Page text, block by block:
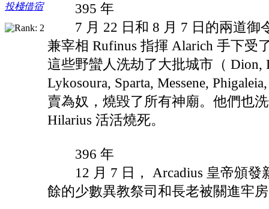
投棧借宿
395 年
7 月 22 日和 8 月 7 日的兩道御
兼宰相 Rufinus 指揮 Alarich 手下受
這些野蠻人洗劫了大批城市（ Dion,
Lykosoura, Sparta, Messene,
賣為奴，燒毀了所有神廟。他們也
Hilarius 活活燒死。
396 年
12 月 7 日， Arcadius 皇帝頒發
餘的少數異教祭司和長老被關進牢